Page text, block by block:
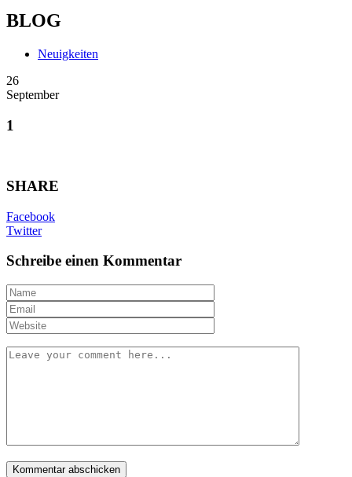
BLOG
Neuigkeiten
26
September
1
SHARE
Facebook
Twitter
Schreibe einen Kommentar
Name*
Email
Website
Your